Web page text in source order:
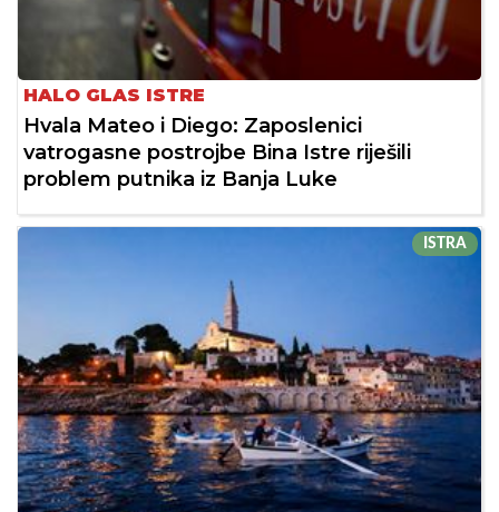
HALO GLAS ISTRE
Hvala Mateo i Diego: Zaposlenici
vatrogasne postrojbe Bina Istre riješili
problem putnika iz Banja Luke
ISTRA